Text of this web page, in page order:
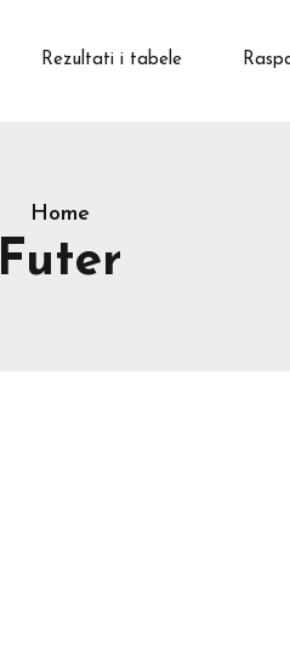
Rezultati i tabele
Home
Futer